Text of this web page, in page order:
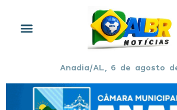
Anadia/AL, 6 de agosto